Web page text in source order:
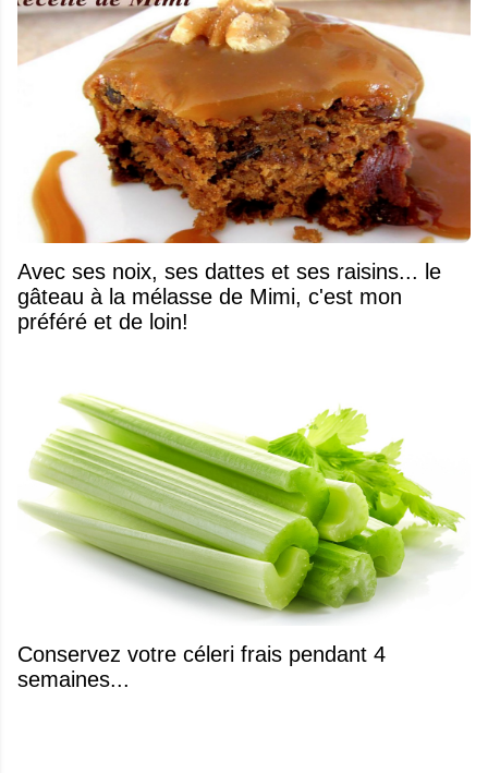
Avec ses noix, ses dattes et ses raisins... le
gâteau à la mélasse de Mimi, c'est mon
préféré et de loin!
Conservez votre céleri frais pendant 4
semaines...